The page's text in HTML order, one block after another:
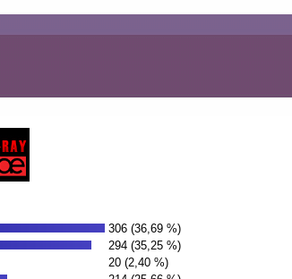
306 (36,69 %)
294 (35,25 %)
20 (2,40 %)